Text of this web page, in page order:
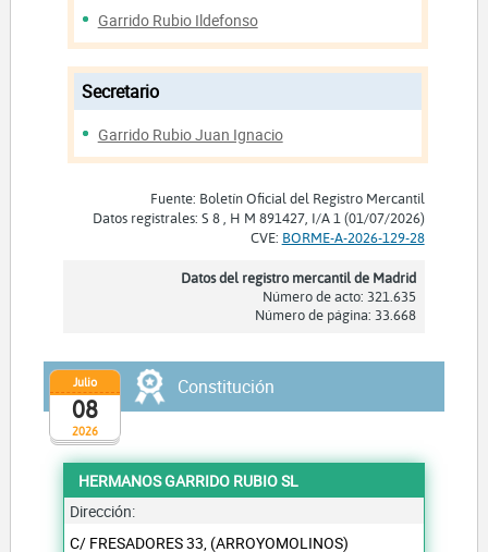
Garrido Rubio Ildefonso
Secretario
Garrido Rubio Juan Ignacio
Fuente: Boletín Oficial del Registro Mercantil
Datos registrales: S 8 , H M 891427, I/A 1 (01/07/2026)
CVE: BORME-A-2026-129-28
Datos del registro mercantil de Madrid
Número de acto: 321.635
Número de página: 33.668
2026
Julio
08
Constitución
HERMANOS GARRIDO RUBIO SL
Dirección:
C/ FRESADORES 33, (ARROYOMOLINOS)